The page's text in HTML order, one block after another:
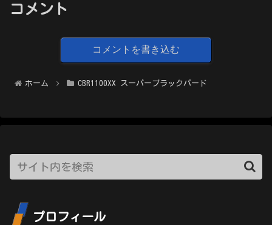
コメント
コメントを書き込む
ホーム CBR1100XX スーパーブラックバード
プロフィール